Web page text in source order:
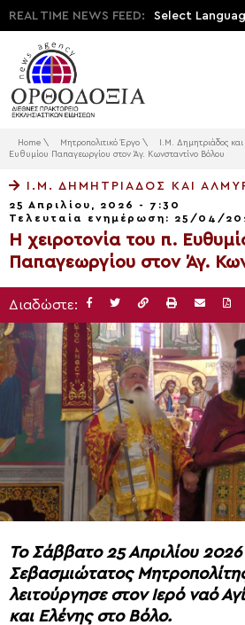
REAL TIME NEWS FEED: Select
Home \ Μητροπολιτικό Έργο \ Ι.Μ. Δημητριάδος
Ευθυμίου Παπαγεωργίου στον Άγ. Κωνσταντίνο Βόλου
Ι.Μ. ΔΗΜΗΤΡΙΆΔΟΣ ΚΑΙ
25 Απριλίου, 2026 - 7:30
Τελευταία ενημέρωση: 25/04/
Η χειροτονία του π.
Παπαγεωργίου στον Άγ.
Διαδώστε:
Το Σάββατο 25 Απριλίου
Σεβασμιώτατος
λειτούργησε στον Ιερό ναό
και Ελένης στο Βόλο.